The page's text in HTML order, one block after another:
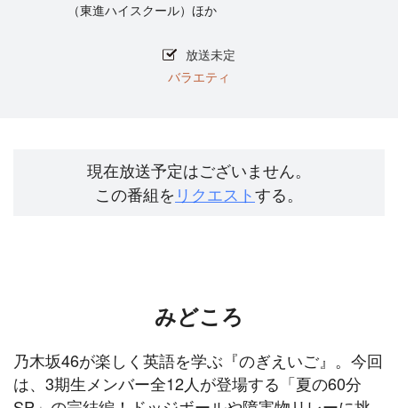
（東進ハイスクール）ほか
放送未定
バラエティ
現在放送予定はございません。
この番組を リクエストする。
みどころ
乃木坂46が楽しく英語を学ぶ『のぎえいご』。今回
は、3期生メンバー全12人が登場する「夏の60分